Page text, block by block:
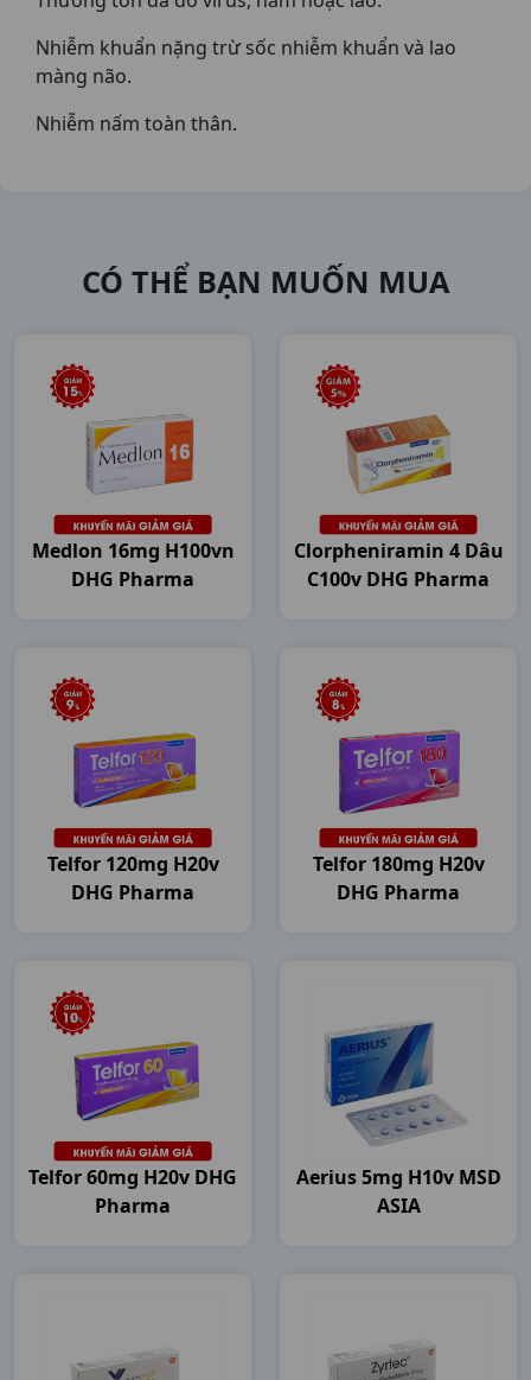
Nhiễm khuẩn nặng trừ sốc nhiễm khuẩn và lao
màng não.
Nhiễm nấm toàn thân.
CÓ THỂ BẠN MUỐN MUA
Medlon 16mg H100vn
DHG Pharma
Clorpheniramin 4 Dâu
C100v DHG Pharma
Telfor 120mg H20v
DHG Pharma
Telfor 180mg H20v
DHG Pharma
Telfor 60mg H20v DHG
Pharma
Aerius 5mg H10v MSD
ASIA